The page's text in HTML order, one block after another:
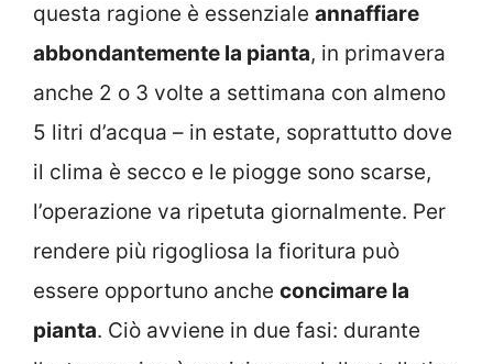
questa ragione è essenziale annaffiare
abbondantemente la pianta, in primavera
anche 2 o 3 volte a settimana con almeno
5 litri d’acqua – in estate, soprattutto dove
il clima è secco e le piogge sono scarse,
l’operazione va ripetuta giornalmente. Per
rendere più rigogliosa la fioritura può
essere opportuno anche concimare la
pianta. Ciò avviene in due fasi: durante